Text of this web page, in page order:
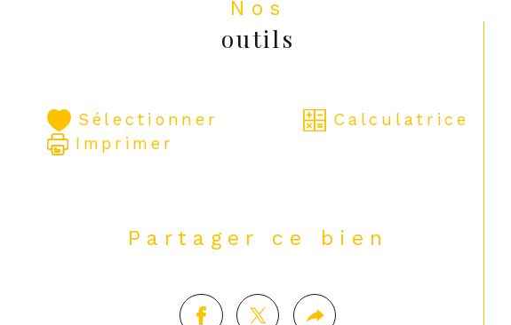
amoureux de la nature et de la
Nos
outils
Sélectionner
Calculatrice
Imprimer
Partager ce bien